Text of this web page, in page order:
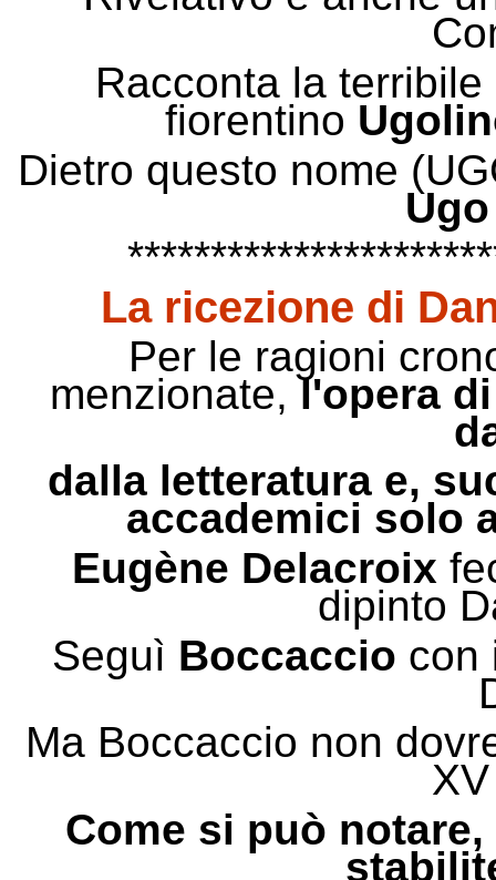
Racconta la
fiorentino
Dietro questo nome
La ricezione di
Per le ragioni
menzionate,l'opera
dalla letteratura e,
accademici solo
Eugène Delacroix
dipinto
Seguì Boccaccio con
Ma Boccaccio non
Come si può